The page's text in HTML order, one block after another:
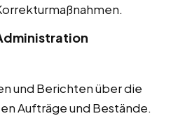
und Berichten über die
Aufträge und Bestände.